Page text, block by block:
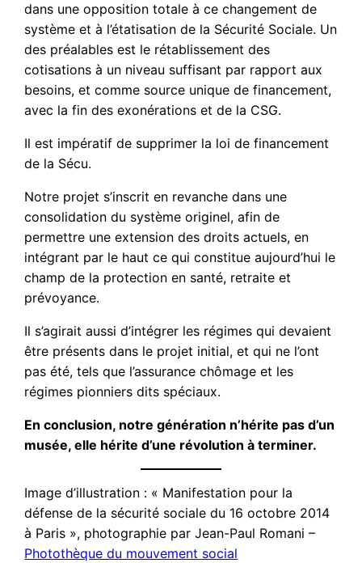
dans une opposition totale à ce changement de
système et à l’étatisation de la Sécurité Sociale. Un
des préalables est le rétablissement des
cotisations à un niveau suffisant par rapport aux
besoins, et comme source unique de financement,
avec la fin des exonérations et de la CSG.
Il est impératif de supprimer la loi de financement
de la Sécu.
Notre projet s’inscrit en revanche dans une
consolidation du système originel, afin de
permettre une extension des droits actuels, en
intégrant par le haut ce qui constitue aujourd’hui le
champ de la protection en santé, retraite et
prévoyance.
Il s’agirait aussi d’intégrer les régimes qui devaient
être présents dans le projet initial, et qui ne l’ont
pas été, tels que l’assurance chômage et les
régimes pionniers dits spéciaux.
En conclusion, notre génération n’hérite pas d’un
musée, elle hérite d’une révolution à terminer.
Image d’illustration : « Manifestation pour la
défense de la sécurité sociale du 16 octobre 2014
à Paris », photographie par Jean-Paul Romani –
Photothèque du mouvement social